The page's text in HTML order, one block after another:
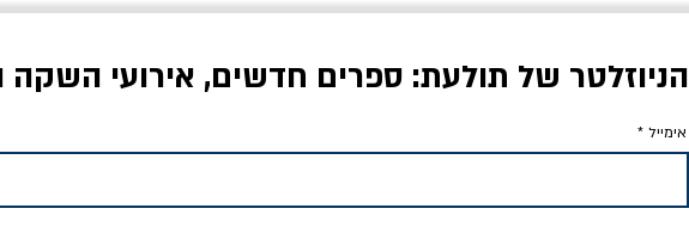
הניוזלטר של תולעת: ספרים חדשים, אירועי השקה
אימייל